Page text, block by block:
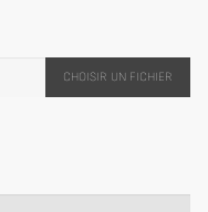
CHOISIR UN FICHIER